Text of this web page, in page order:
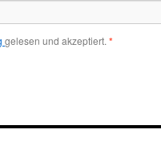
gelesen und akzeptiert. *